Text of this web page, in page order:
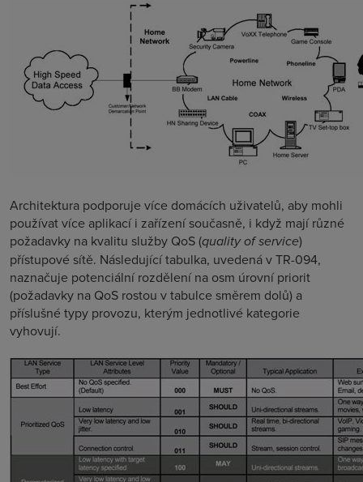
Architektura podporuje více domácích uživatelů, aby mohli
používat více aplikací i zařízení současně, i když mají různé
požadavky na kvalitu služby QoS (quality of service)
přístupové sítě. Následující tabulka, uvedená v TR-094,
naznačuje potenciální rozdělení na osm úrovní priorit
(požadavky na QoS rostou v tabulce směrem dolů) a
příslušné typy provozu, kterým jednotlivé kategorie
vyhovují.